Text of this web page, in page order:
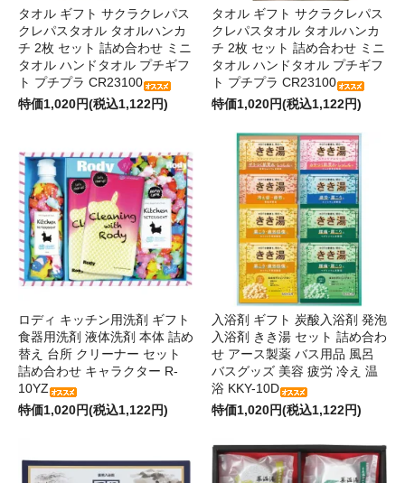
タオル ギフト サクラクレパス
クレパスタオル タオルハンカ
チ 2枚 セット 詰め合わせ ミニ
タオル ハンドタオル プチギフ
ト プチプラ CR23100
特価1,020円(税込1,122円)
タオル ギフト サクラクレパス
クレパスタオル タオルハンカ
チ 2枚 セット 詰め合わせ ミニ
タオル ハンドタオル プチギフ
ト プチプラ CR23100
特価1,020円(税込1,122円)
ロディ キッチン用洗剤 ギフト
食器用洗剤 液体洗剤 本体 詰め
替え 台所 クリーナー セット
詰め合わせ キャラクター R-
10YZ
特価1,020円(税込1,122円)
入浴剤 ギフト 炭酸入浴剤 発泡
入浴剤 きき湯 セット 詰め合わ
せ アース製薬 バス用品 風呂
バスグッズ 美容 疲労 冷え 温
浴 KKY-10D
特価1,020円(税込1,122円)